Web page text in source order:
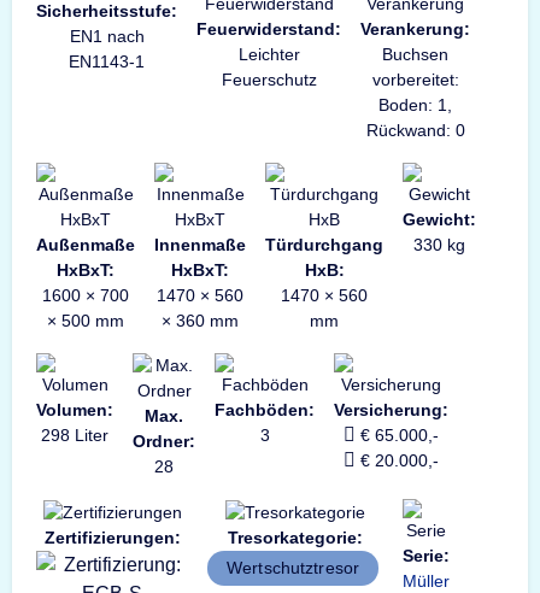
Sicherheitsstufe:
EN1 nach
EN1143-1
Feuerwiderstand:
Leichter
Feuerschutz
Verankerung:
Buchsen
vorbereitet:
Boden: 1,
Rückwand: 0
Außenmaße
HxBxT:
1600 × 700
× 500 mm
Innenmaße
HxBxT:
1470 × 560
× 360 mm
Türdurchgang
HxB:
1470 × 560
mm
Gewicht:
330 kg
Volumen:
298 Liter
Max.
Ordner:
28
Fachböden:
3
Versicherung:
€ 65.000,-
€ 20.000,-
Zertifizierungen:
Tresorkategorie:
Wertschutztresor
Serie:
Müller